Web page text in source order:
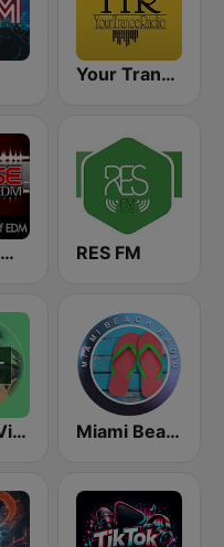
Your Trance Radio
Pulse EDM Dance Music RES FM
Chillout Vibes Miami Beach Radio